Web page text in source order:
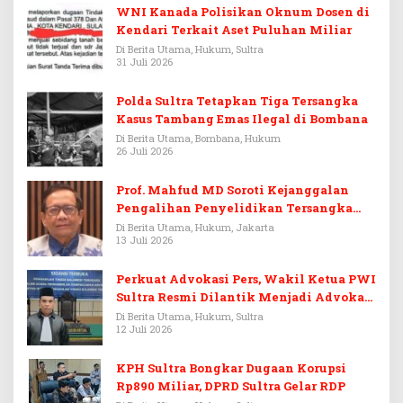
WNI Kanada Polisikan Oknum Dosen di
Kendari Terkait Aset Puluhan Miliar
Di Berita Utama, Hukum, Sultra
31 Juli 2026
Polda Sultra Tetapkan Tiga Tersangka
Kasus Tambang Emas Ilegal di Bombana
Di Berita Utama, Bombana, Hukum
26 Juli 2026
Prof. Mahfud MD Soroti Kejanggalan
Pengalihan Penyelidikan Tersangka
Febrie Adriansyah
Di Berita Utama, Hukum, Jakarta
13 Juli 2026
Perkuat Advokasi Pers, Wakil Ketua PWI
Sultra Resmi Dilantik Menjadi Advokat
PERADI
Di Berita Utama, Hukum, Sultra
12 Juli 2026
KPH Sultra Bongkar Dugaan Korupsi
Rp890 Miliar, DPRD Sultra Gelar RDP